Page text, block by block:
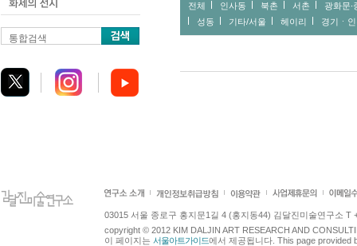
통합검색
전체 인사동 북촌 서촌
광화문∙
성동
기타/서울 헤이리 경기ㆍ
03015 서울 종로구 홍지문1길 4 (홍지동44) 김달진미술연구소 T
copyright © 2012 KIM DALJIN ART RESEARCH AND
이 페이지는 서울아트가이드에서 제공됩니다. This page provided